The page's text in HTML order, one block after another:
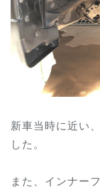
新車当時に近い
した。
また、インナー